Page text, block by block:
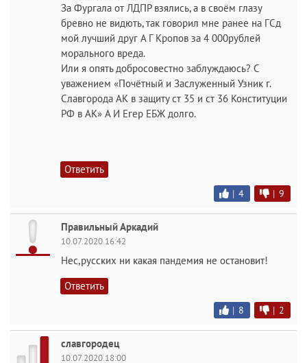
За Фургала от ЛДПР взялись, а в своём глазу
бревно не видють, так говорил мне ранее на ГСд
мой лучший друг А Г Кропов за 4 000рублей
морального вреда.
Или я опять добросовестно заблуждаюсь? С
уважением «Почётный и Заслуженный Узник г.
Славгорода АК в защиту ст 35 и ст 36 Конституции
РФ в АК» А И Егер ЕБЖ долго.
Ответить
| 4 | 9
Правильный Аркадий
10.07.2020 16:42
Нес,русских ни какая пандемия не остановит!
Ответить
| 8 | 2
славгородец
10.07.2020 18:00